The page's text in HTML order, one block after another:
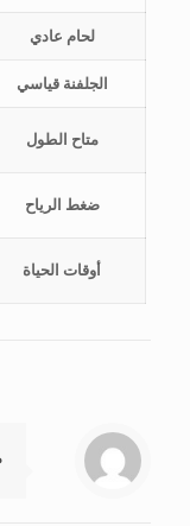
لحام عادي
الجلفنة قياسي
متاح الطول
ضغط الرياح
أوقات الحياة